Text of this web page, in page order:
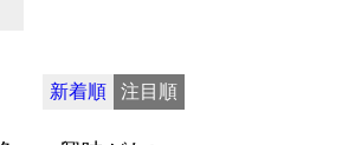
新着順 注目順